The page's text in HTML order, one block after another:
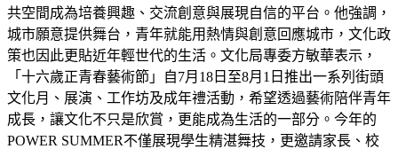
共空間成為培養興趣、交流創意與展現自信的平台。他強調，
城市願意提供舞台，青年就能用熱情與創意回應城市，文化政
策也因此更貼近年輕世代的生活。文化局專委方敏華表示，
「十六歲正青春藝術節」自7月18日至8月1日推出一系列街頭
文化月、展演、工作坊及成年禮活動，希望透過藝術陪伴青年
成長，讓文化不只是欣賞，更能成為生活的一部分。今年的
POWER SUMMER不僅展現學生精湛舞技，更邀請家長、校